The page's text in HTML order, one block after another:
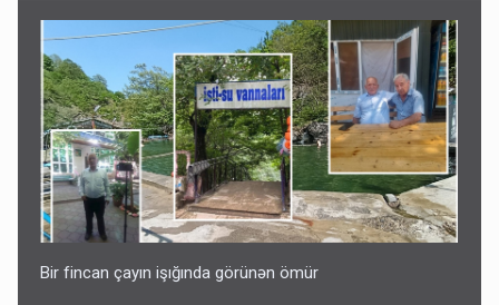
Bir fincan çayın işığında görünən ömür